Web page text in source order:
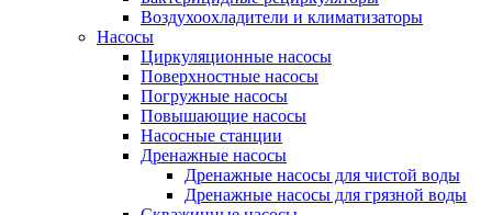
Воздухоохладители и климатизаторы
Насосы
Циркуляционные насосы
Поверхностные насосы
Погружные насосы
Повышающие насосы
Насосные станции
Дренажные насосы
Дренажные насосы для чистой воды
Дренажные насосы для грязной воды